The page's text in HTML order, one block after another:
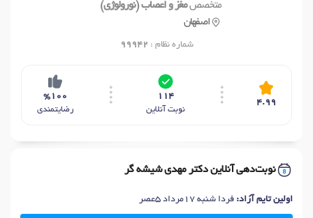
متخصصمغز و اعصاب (نورولوژی)
اصفهان
شماره نظام : 99942
4.99
114
نوبت آنلاین
%100
رضایتمندی
نوبت‌دهی آنلاین دکتر مهدی شیشه گر
اولین تایم آزاد: فردا شنبه 17مرداد 5عصر